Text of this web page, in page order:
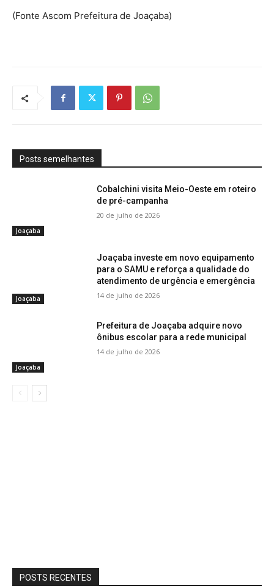
(Fonte Ascom Prefeitura de Joaçaba)
Posts semelhantes
Joaçaba
Cobalchini visita Meio-Oeste em roteiro
de pré-campanha
20 de julho de 2026
Joaçaba
Joaçaba investe em novo equipamento
para o SAMU e reforça a qualidade do
atendimento de urgência e emergência
14 de julho de 2026
Joaçaba
Prefeitura de Joaçaba adquire novo
ônibus escolar para a rede municipal
14 de julho de 2026
POSTS RECENTES